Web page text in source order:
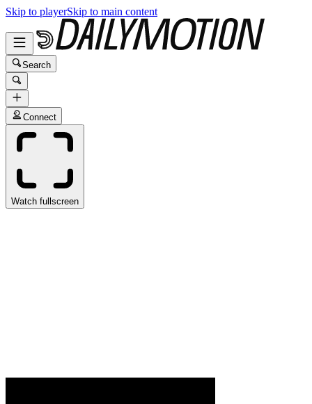
Skip to playerSkip to main content
Search
Connect
Watch fullscreen